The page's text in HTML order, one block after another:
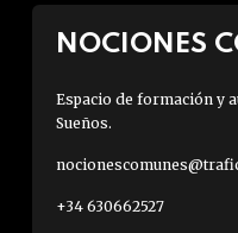
NOCIONES
Espacio de formación y
Sueños.
+34 630662527